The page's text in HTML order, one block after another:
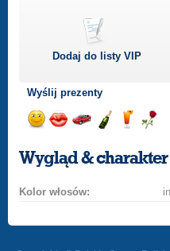
Dodaj do listyVIP
Wyślij prezenty
uśmiech
buziakasamochodem
szampana
drinka
różę
Wygląd & charakter
Kolor włosów: